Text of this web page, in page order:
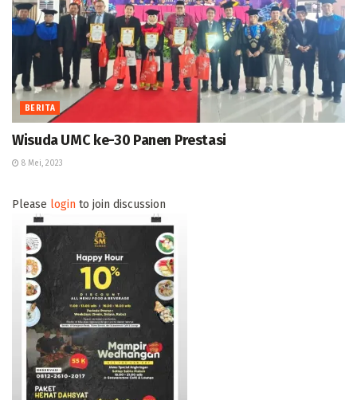
BERITA
Wisuda UMC ke-30 Panen Prestasi
8 Mei, 2023
Please login to join discussion